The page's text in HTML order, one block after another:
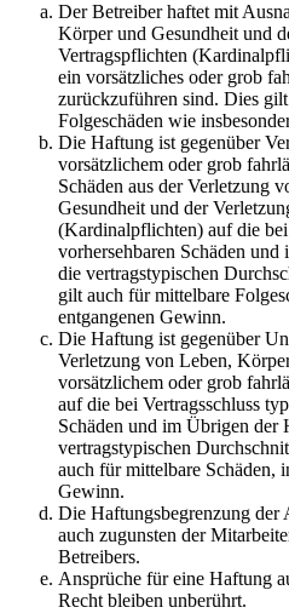
Der Betreiber haftet mit
Körper und Gesundheit und
Vertragspflichten
ein vorsätzliches oder grob
zurückzuführen sind. Dies
Folgeschäden wie
Die Haftung ist gegenüber
vorsätzlichem oder grob
Schäden aus der Verletzung
Gesundheit und der
(Kardinalpflichten) auf die
vorhersehbaren Schäden
die vertragstypischen
gilt auch für mittelbare
entgangenen Gewinn.
Die Haftung ist gegenüber
Verletzung von Leben,
vorsätzlichem oder grob
auf die bei Vertragsschluss
Schäden und im Übrigen der
vertragstypischen
auch für mittelbare Schäden,
Gewinn.
Die Haftungsbegrenzung der
auch zugunsten der
Betreibers.
Ansprüche für eine Haftung
Recht bleiben unberührt.